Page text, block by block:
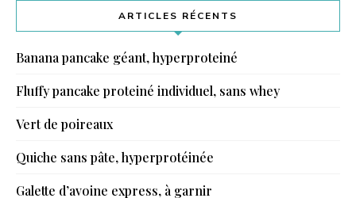
ARTICLES RÉCENTS
Banana pancake géant, hyperproteiné
Fluffy pancake proteiné individuel, sans whey
Vert de poireaux
Quiche sans pâte, hyperprotéinée
Galette d’avoine express, à garnir